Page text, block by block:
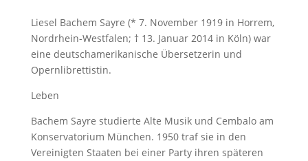
Liesel Bachem Sayre (* 7. November 1919 in Horrem,
Nordrhein-Westfalen; † 13. Januar 2014 in Köln) war
eine deutschamerikanische Übersetzerin und
Opernlibrettistin.
Leben
Bachem Sayre studierte Alte Musik und Cembalo am
Konservatorium München. 1950 traf sie in den
Vereinigten Staaten bei einer Party ihren späteren